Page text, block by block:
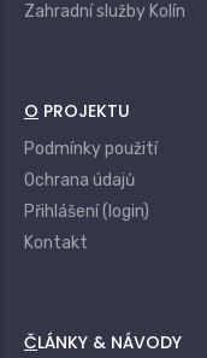
Zahradní služby Kolín
O PROJEKTU
Podmínky použití
Ochrana údajů
Přihlášení (login)
Kontakt
ČLÁNKY & NÁVODY